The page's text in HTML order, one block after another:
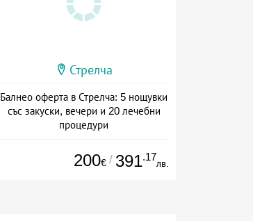
Стрелча
Балнео оферта в Стрелча: 5 нощувки
със закуски, вечери и 20 лечебни
процедури
200€ / 391.17
лв.